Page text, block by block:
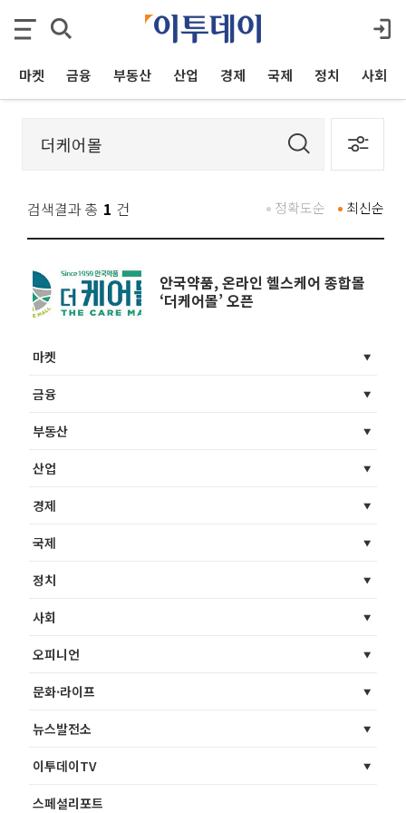
마켓 금융 부동산 산업 경제 국제 정치 사회
검색결과 총 1 건 최신순
정확도순
안국약품, 온라인 헬스케어 종합몰
‘더케어몰’ 오픈
마켓
금융
부동산
산업
경제
국제
정치
사회
오피니언
문화·라이프
뉴스발전소
이투데이TV
스페셜리포트